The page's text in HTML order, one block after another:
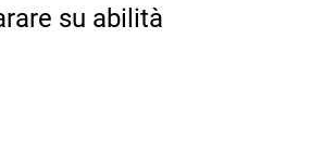
su abilità